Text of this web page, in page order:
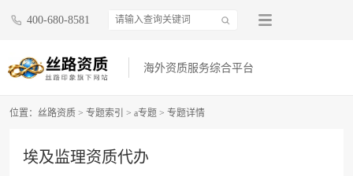
400-680-8581
海外资质服务综合平台
位置： 丝路资质 > 专题索引 > a专题 > 专题详情
埃及监理资质代办